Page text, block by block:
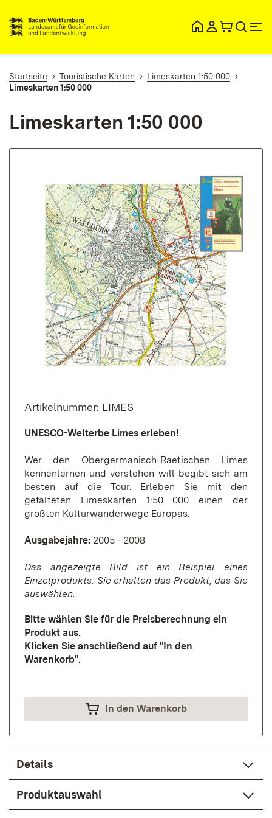
Startseite Touristische Karten
Limeskarten 1:50 000
Limeskarten 1:50 000
Limeskarten 1:50 000
Artikelnummer: LIMES
UNESCO-Welterbe Limes erleben!
Wer den Obergermanisch-Raetischen Limes
kennenlernen und verstehen will begibt sich am
besten auf die Tour. Erleben Sie mit den
gefalteten Limeskarten 1:50 000 einen der
größten Kulturwanderwege Europas.
Ausgabejahre: 2005 - 2008
Das angezeigte Bild ist ein Beispiel eines
Einzelprodukts. Sie erhalten das Produkt, das Sie
auswählen.
Bitte wählen Sie für die Preisberechnung ein
Produkt aus.
Klicken Sie anschließend auf "In den
Warenkorb".
In den Warenkorb
Details
Produktauswahl